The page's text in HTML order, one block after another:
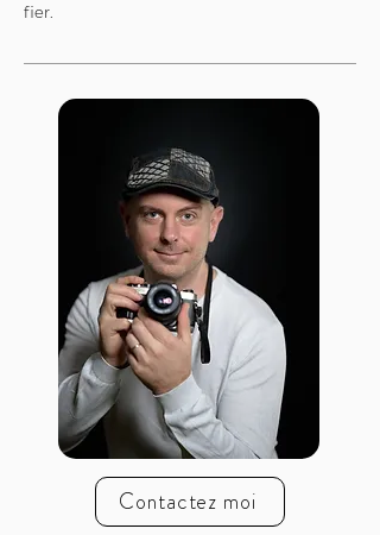
fier.
Contactez moi